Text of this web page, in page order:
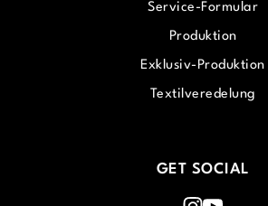
Service-Formular
Produktion
Exklusiv-Produktion
Textilveredelung
GET SOCIAL